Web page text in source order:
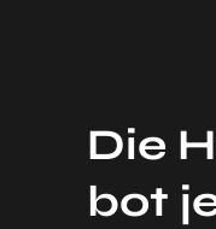
Die
bot